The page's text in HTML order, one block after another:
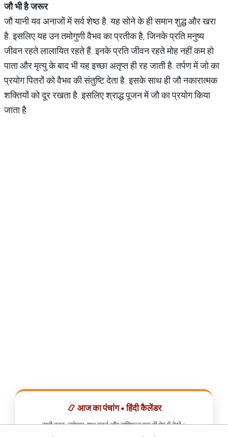
जौ भी है जरूर
जौ यानी यव अनाजों में सर्व शेष्ठ है. यह सोने के ही समान शुद्ध और खरा
है. इसलिए यह उन तमोगुणी वैभव का प्रतीक है, जिनके प्रति मनुष्य
जीवन रहते लालायित रहते हैं. इनके प्रति जीवन रहते मोह नहीं कम हो
पाता और मृत्यु के बाद भी यह इच्छा अतृप्त ही रह जाती है. तर्पण में जो का
प्रयोग पितरों को वैभव की संतुष्टि देता है. इसके साथ ही जौ नकारात्मक
शक्तियों को दूर रखता है. इसलिए श्राद्ध पूजन में जौ का प्रयोग किया
जाता है
📿 आज का पंचांग • हिंदी कैलेंडर
सभी व्रत, त्योहार, शुभ मुहूर्त और राशिफल एक ही ऐप में देखें।